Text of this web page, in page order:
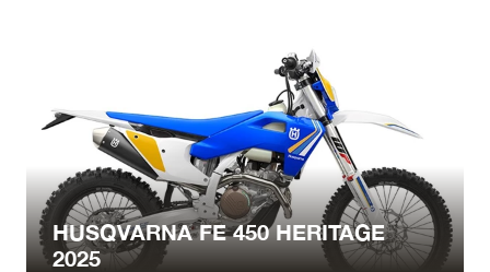
HUSQVARNA FE 450 HERITAGE
2025